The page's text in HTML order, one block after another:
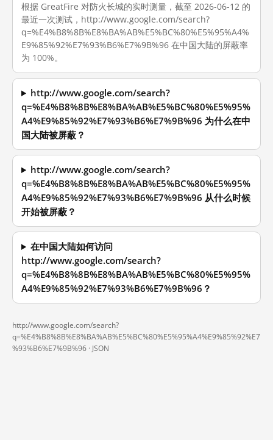
根据 GreatFire 对防火长城的实时测量，截至 2026-06-12 的
最近一次测试，http://www.google.com/search?
q=%E4%B8%8B%E8%BA%AB%E5%BC%80%E5%95%A4%
E9%85%92%E7%93%B6%E7%9B%96 在中国大陆的屏蔽率
为 100%。
http://www.google.com/search?
q=%E4%B8%8B%E8%BA%AB%E5%BC%80%E5%95%
A4%E9%85%92%E7%93%B6%E7%9B%96 为什么在中
国大陆被屏蔽？
http://www.google.com/search?
q=%E4%B8%8B%E8%BA%AB%E5%BC%80%E5%95%
A4%E9%85%92%E7%93%B6%E7%9B%96 从什么时候
开始被屏蔽？
在中国大陆如何访问
http://www.google.com/search?
q=%E4%B8%8B%E8%BA%AB%E5%BC%80%E5%95%
A4%E9%85%92%E7%93%B6%E7%9B%96？
http://www.google.com/search?
q=%E4%B8%8B%E8%BA%AB%E5%BC%80%E5%95%A4%E9%85%92%E7
%93%B6%E7%9B%96 · JSON